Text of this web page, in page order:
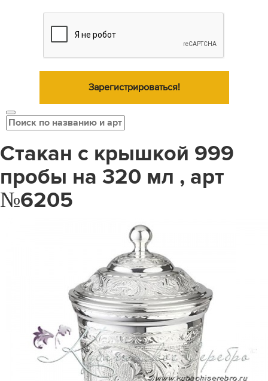
Зарегистрироваться!
Стакан с крышкой 999
пробы на 320 мл , арт
№6205